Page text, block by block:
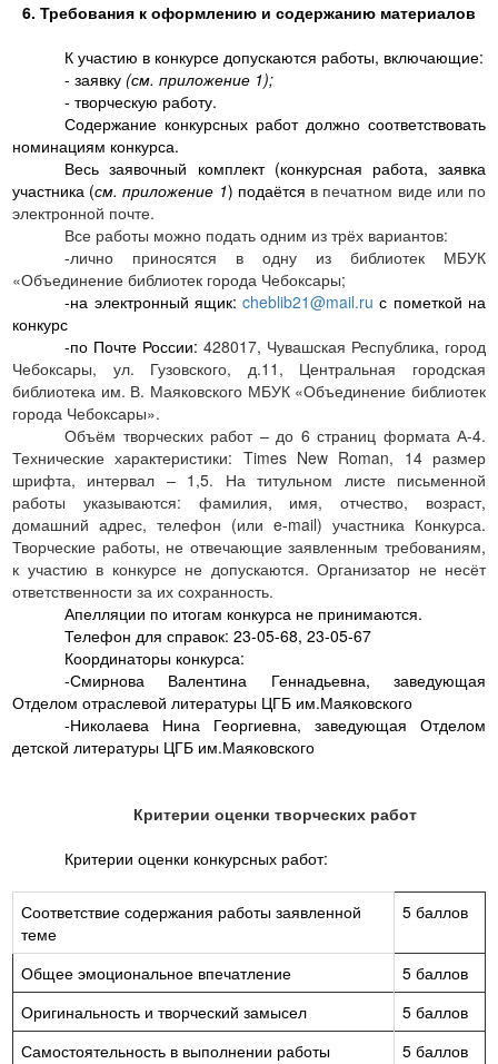
6. Требования к оформлению и содержанию материалов
К участию в конкурсе допускаются работы, включающие:
- заявку (см. приложение 1);
- творческую работу.
Содержание конкурсных работ должно соответствовать
номинациям конкурса.
Весьзаявочный комплект(конкурсная работа, заявка
участника (см. приложение 1) подаётся в печатном виде или по
электронной почте.
Все работы можно подать одним из трёх вариантов:
-лично приносятся в одну из библиотек МБУК
«Объединение библиотек города Чебоксары;
-на электронный ящик:cheblib21@mail.ru с пометкой на
конкурс
-по Почте России:428017, Чувашская Республика, город
Чебоксары, ул. Гузовского, д.11, Центральная городская
библиотека им. В. Маяковского МБУК «Объединение библиотек
города Чебоксары».
Объём творческих работ – до 6 страниц формата А-4.
Технические характеристики: Times New Roman, 14 размер
шрифта, интервал – 1,5. На титульном листе письменной
работы указываются: фамилия, имя, отчество, возраст,
домашний адрес, телефон (или e-mail) участника Конкурса.
Творческие работы, не отвечающие заявленным требованиям,
к участию в конкурсе не допускаются. Организатор не несёт
ответственности за их сохранность.
Апелляции по итогам конкурса не принимаются.
Телефон для справок: 23-05-68, 23-05-67
Координаторы конкурса:
-Смирнова Валентина Геннадьевна, заведующая
Отделом отраслевой литературы ЦГБ им.Маяковского
-Николаева Нина Георгиевна, заведующая Отделом
детской литературы ЦГБ им.Маяковского
Критерии оценки творческих работ
Критерии оценки конкурсных работ:
Соответствие содержания работы заявленной
теме
5 баллов
Общее эмоциональное впечатление
5 баллов
Оригинальность и творческий замысел
5 баллов
Самостоятельность в выполнении работы
5 баллов